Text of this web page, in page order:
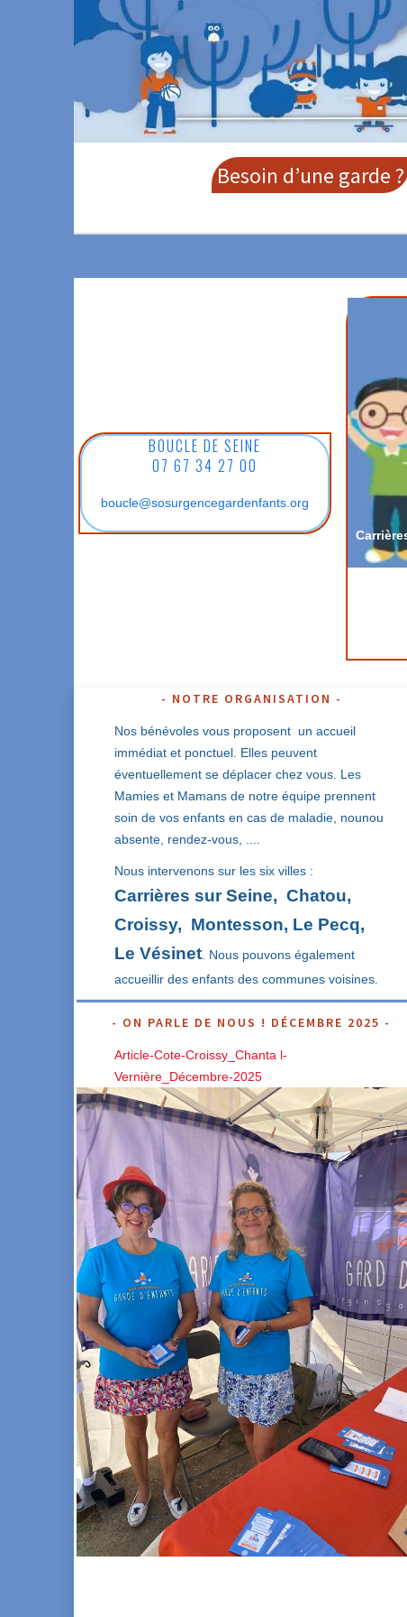
Aller
Besoin d’une garde ?
BOUCLE DE SEINE
07 67 34 27 00
boucle@sosurgencegardenfants.org
07 67 34 27 00
De 7h30 à 19h
NOTRE ORGANISATION
Nos bénévoles vous proposent un accueil
immédiat et ponctuel. Elles peuvent
éventuellement se déplacer chez vous. Les
Mamies et Mamans de notre équipe prennent
soin de vos enfants en cas de maladie, nounou
absente, rendez-vous, ....
Nous intervenons sur les six villes :
Carrières sur Seine, Chatou,
Croissy, Montesson, Le Pecq,
Le Vésinet. Nous pouvons également
accueillir des enfants des communes voisines.
ON PARLE DE NOUS ! DÉCEMBRE 2025
Article-Cote-Croissy_Chanta l-
Vernière_Décembre-2025